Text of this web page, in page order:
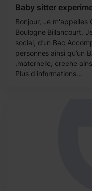
Baby sitter
Bonjour, Je m'appelles
Boulogne Billancourt.
social, d’un Bac
personnes ainsi qu’un
,maternelle, creche
Plus d'informations...